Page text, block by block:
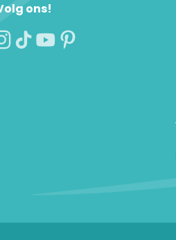
ons!